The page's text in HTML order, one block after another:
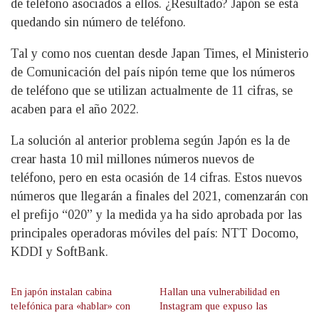
de teléfono asociados a ellos. ¿Resultado? Japón se está
quedando sin número de teléfono.
Tal y como nos cuentan desde Japan Times, el Ministerio
de Comunicación del país nipón teme que los números
de teléfono que se utilizan actualmente de 11 cifras, se
acaben para el año 2022.
La solución al anterior problema según Japón es la de
crear hasta 10 mil millones números nuevos de
teléfono, pero en esta ocasión de 14 cifras. Estos nuevos
números que llegarán a finales del 2021, comenzarán con
el prefijo “020” y la medida ya ha sido aprobada por las
principales operadoras móviles del país: NTT Docomo,
KDDI y SoftBank.
En japón instalan cabina
telefónica para «hablar» con
Hallan una vulnerabilidad en
Instagram que expuso las